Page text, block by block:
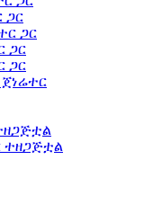
ጋር
ጋር
ጋር
ጋር
ተዘጋጅቷል